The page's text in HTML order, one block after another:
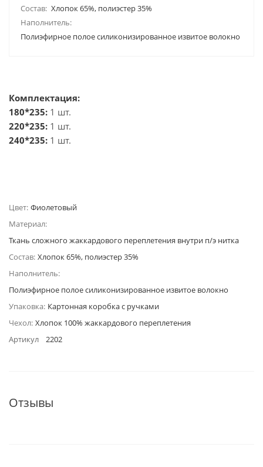
Состав: Хлопок 65%, полиэстер 35%
Наполнитель:
Полиэфирное полое силиконизированное извитое волокно
Комплектация:
180*235: 1 шт.
220*235: 1 шт.
240*235: 1 шт.
Цвет: Фиолетовый
Материал:
Ткань сложного жаккардового переплетения внутри п/э нитка
Состав: Хлопок 65%, полиэстер 35%
Наполнитель:
Полиэфирное полое силиконизированное извитое волокно
Упаковка: Картонная коробка с ручками
Чехол: Хлопок 100% жаккардового переплетения
Артикул
2202
Отзывы